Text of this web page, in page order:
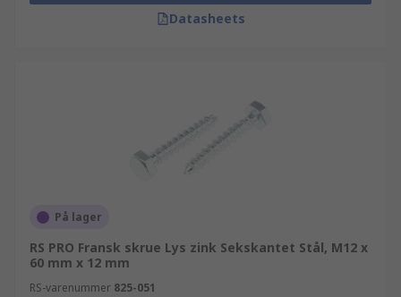
Datasheets
På lager
RS PRO Fransk skrue Lys zink Sekskantet Stål, M12 x
60 mm x 12 mm
RS-varenummer 825-051